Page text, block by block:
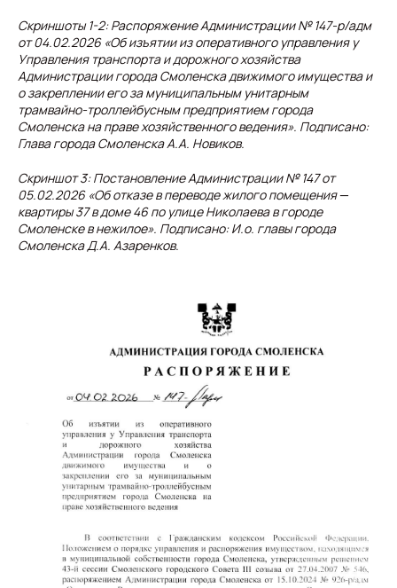
Скриншоты 1-2: Распоряжение Администрации № 147-р/адм
от 04.02.2026 «Об изъятии из оперативного управления у
Управления транспорта и дорожного хозяйства
Администрации города Смоленска движимого имущества и
о закреплении его за муниципальным унитарным
трамвайно-троллейбусным предприятием города
Смоленска на праве хозяйственного ведения». Подписано:
Глава города Смоленска А.А. Новиков.
Скриншот 3: Постановление Администрации № 147 от
05.02.2026 «Об отказе в переводе жилого помещения—
квартиры 37 в доме 46 по улице Николаева в городе
Смоленске в нежилое». Подписано: И.о. главы города
Смоленска Д.А. Азаренков.